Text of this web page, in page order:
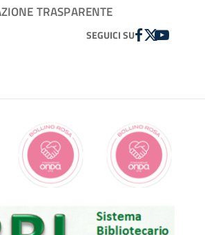
TRASPARENTE
SEGUICI SUFACEBOOK
TWITTER
YOUTUBE